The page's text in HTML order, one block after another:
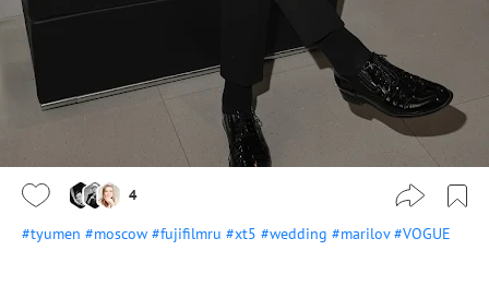
4
#tyumen #moscow #fujifilmru #xt5 #wedding #marilov #VOGUE